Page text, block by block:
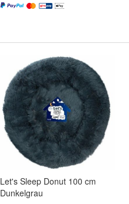
Let's Sleep Donut 100 cm
Dunkelgrau